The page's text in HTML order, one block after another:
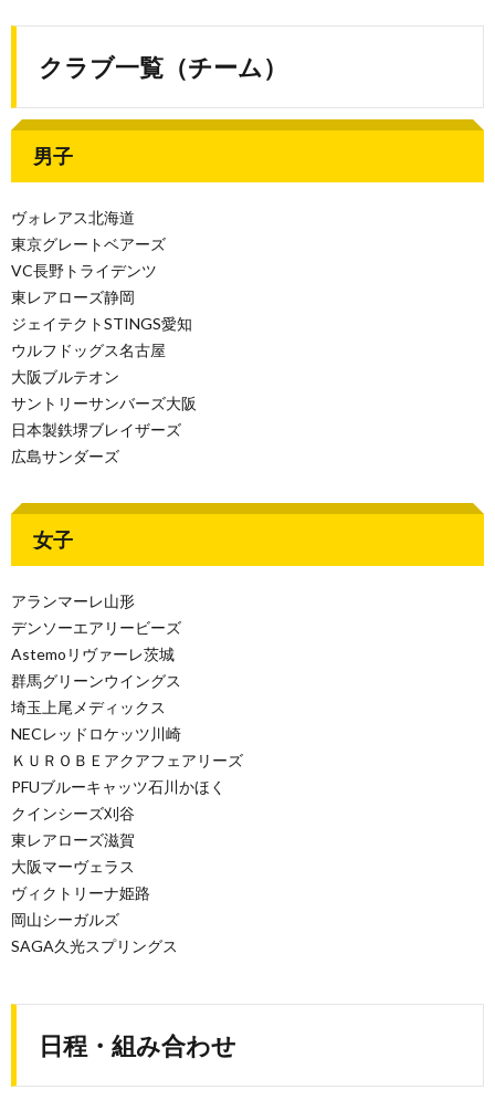
クラブ一覧（チーム）
男子
ヴォレアス北海道
東京グレートベアーズ
VC長野トライデンツ
東レアローズ静岡
ジェイテクトSTINGS愛知
ウルフドッグス名古屋
大阪ブルテオン
サントリーサンバーズ大阪
日本製鉄堺ブレイザーズ
広島サンダーズ
女子
アランマーレ山形
デンソーエアリービーズ
Astemoリヴァーレ茨城
群馬グリーンウイングス
埼玉上尾メディックス
NECレッドロケッツ川崎
ＫＵＲＯＢＥアクアフェアリーズ
PFUブルーキャッツ石川かほく
クインシーズ刈谷
東レアローズ滋賀
大阪マーヴェラス
ヴィクトリーナ姫路
岡山シーガルズ
SAGA久光スプリングス
日程・組み合わせ